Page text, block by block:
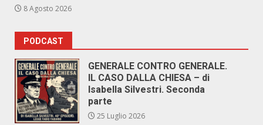
8 Agosto 2026
PODCAST
GENERALE CONTRO GENERALE.
IL CASO DALLA CHIESA – di
Isabella Silvestri. Seconda
parte
25 Luglio 2026